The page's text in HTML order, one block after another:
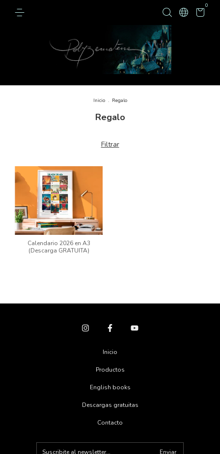
0
Inicio . Regalo
Regalo
Filtrar
Calendario 2026 en A3
(Descarga GRATUITA)
Inicio
Productos
English books
Descargas gratuitas
Contacto